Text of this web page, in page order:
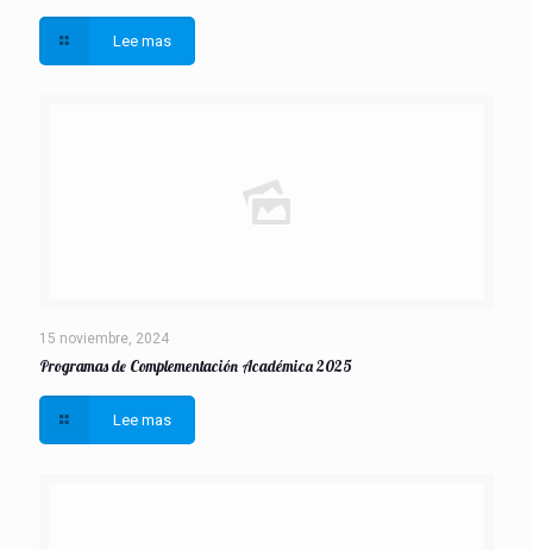
Lee mas
15 noviembre, 2024
Programas de Complementación Académica 2025
Lee mas